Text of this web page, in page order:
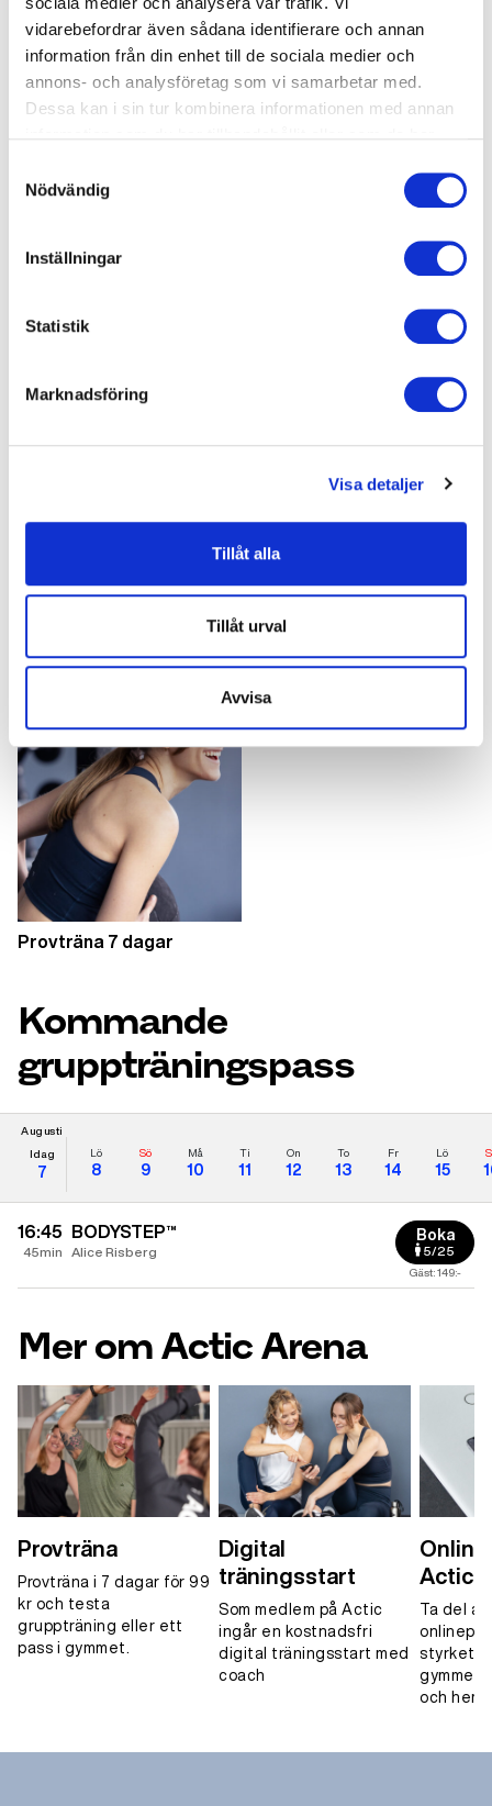
vidarebefordrar även sådana identifierare och annan
information från din enhet till de sociala medier och
annons- och analysföretag som vi samarbetar med.
Dessa kan i sin tur kombinera informationen med annan
Nödvändig
Inställningar
Statistik
Marknadsföring
Visa detaljer
Tillåt alla
Tillåt urval
Avvisa
Lördag 07:30-16:00
Måndag 08:00-12:00 & 16:00-20:00
08:00-12:00 & 16:00-20:00
Torsdag 08:00-12:00 & 16:00-20:00
08:00-12:00 & 16:00-19:00
10:00-17:00
fr.379 kr/mån
Gym & Gruppträning
fr.419 kr/mån
Provträna 7 dagar
Kommande
gruppträningspass
Augusti
Idag
7
Lö
8
Sö
9
Må
10
Ti
11
On
12
To
13
Fr
14
Lö
15
16:45
45min
BODYSTEP™
Alice Risberg
Boka
5/25
Gäst: 149:-
Mer om Actic Arena
Provträna
Provträna i 7 dagar för 99
kr och testa
gruppträning eller ett
pass i gymmet.
Digital
träningsstart
Som medlem på Actic
ingår en kostnadsfri
digital träningsstart med
coach
Actic
Ta del
gymmet,
och